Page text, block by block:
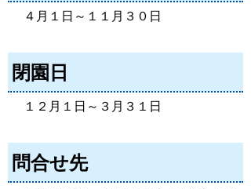
４月１日～１１月３０日
閉園日
１２月１日～３月３１日
問合せ先